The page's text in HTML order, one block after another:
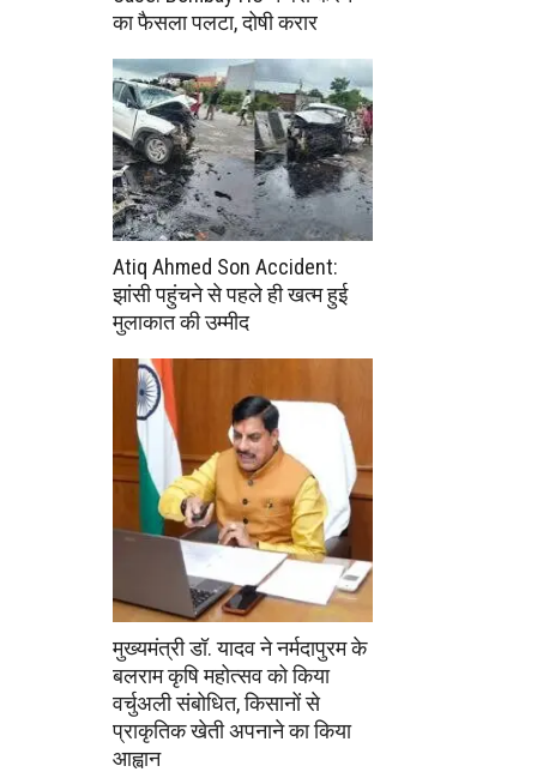
का फैसला पलटा, दोषी करार
Atiq Ahmed Son Accident:
झांसी पहुंचने से पहले ही खत्म हुई
मुलाकात की उम्मीद
मुख्यमंत्री डॉ. यादव ने नर्मदापुरम के
बलराम कृषि महोत्सव को किया
वर्चुअली संबोधित, किसानों से
प्राकृतिक खेती अपनाने का किया
आह्वान